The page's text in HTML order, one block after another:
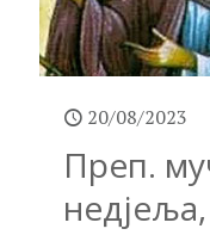
20/08/2023
Преп.